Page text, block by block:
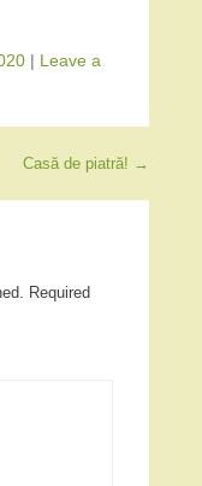
| Leave a
Casă de piatră! →
Required